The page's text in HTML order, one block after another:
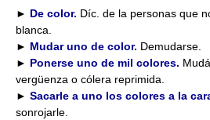
► De color. Díc. de la personas que
blanca.
► Mudar uno de color. Demudarse.
► Ponerse uno de mil colores.
vergüenza o cólera reprimida.
► Sacarle a uno los colores a la
sonrojarle.